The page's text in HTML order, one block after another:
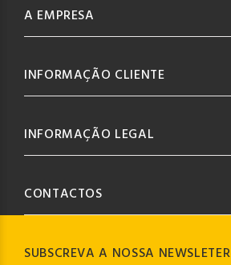
SUBSCREVA A NOSSA NEWSLETER
A EMPRESA
INFORMAÇÃO CLIENTE
INFORMAÇÃO LEGAL
CONTACTOS